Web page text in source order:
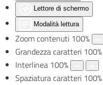
Lettore di schermo
Modalità lettura
Zoom contenuti 100%
Grandezza caratteri 100%
Interlinea 100%
Spaziatura caratteri 100%